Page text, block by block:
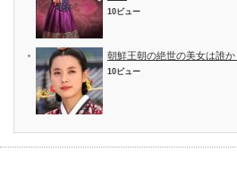
10ビュー
朝鮮王朝の絶世の美女は誰か
10ビュー